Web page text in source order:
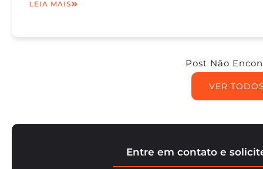
Entre em contato e
LEIA MAIS
Post Não
VER